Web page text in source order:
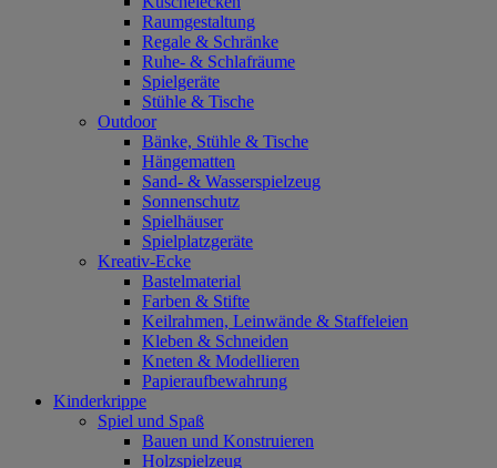
Raumgestaltung
Regale & Schränke
Ruhe- & Schlafräume
Spielgeräte
Stühle & Tische
Outdoor
Bänke, Stühle & Tische
Hängematten
Sand- & Wasserspielzeug
Sonnenschutz
Spielhäuser
Spielplatzgeräte
Kreativ-Ecke
Bastelmaterial
Farben & Stifte
Keilrahmen, Leinwände & Staffeleien
Kleben & Schneiden
Kneten & Modellieren
Papieraufbewahrung
Kinderkrippe
Spiel und Spaß
Bauen und Konstruieren
Holzspielzeug